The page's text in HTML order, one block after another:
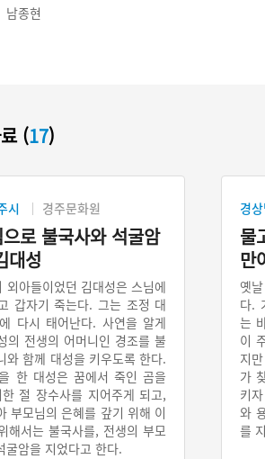
남종현
(17)
시 경주문화원
로 불국사와 석굴암
대성
외아들이었던 김대성은 스님에
갑자기 죽는다. 그는 조정 대
다시 태어난다. 사연을 알게
의 전생의 어머니인 경조를 불
와 함께 대성을 키우도록 한다.
한 대성은 꿈에서 죽인 곰을
절 장수사를 지어주게 되고,
부모님의 은혜를 갚기 위해 이
해서는 불국사를, 전생의 부모
굴암을 지었다고 한다.
경
물
만
옛
다.
는
이
지
가
키
와
를